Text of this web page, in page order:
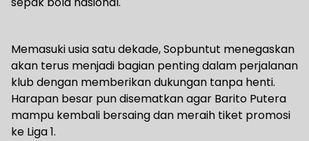
Memasuki usia satu dekade, Sopbuntut menegaskan
akan terus menjadi bagian penting dalam perjalanan
klub dengan memberikan dukungan tanpa henti.
Harapan besar pun disematkan agar Barito Putera
mampu kembali bersaing dan meraih tiket promosi
ke Liga 1.